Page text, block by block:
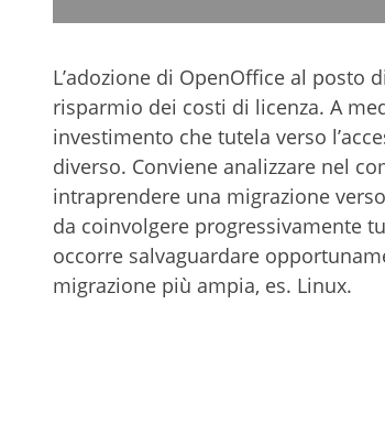
L’adozione di OpenOffice al
risparmio dei costi di licenza. A
investimento che tutela verso
diverso. Conviene analizzare nel
intraprendere una migrazione
da coinvolgere progressivamente
occorre salvaguardare
migrazione più ampia, es. Linux.